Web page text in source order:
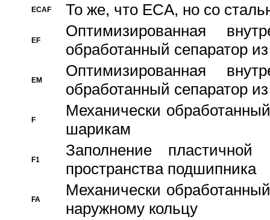
ECAF То же, что ECA, но со
EF
Оптимизированная
обработанный сепаратор
EM
Оптимизированная
обработанный сепаратор
F
Механически
шарикам
F1
Заполнение
пространства подшипника
FA
Механически
наружному кольцу